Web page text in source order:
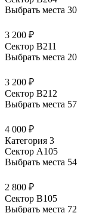
Выбрать места 30
3 200 ₽
Сектор В211
Выбрать места 20
3 200 ₽
Сектор В212
Выбрать места 57
4 000 ₽
Категория 3
Сектор А105
Выбрать места 54
2 800 ₽
Сектор В105
Выбрать места 72